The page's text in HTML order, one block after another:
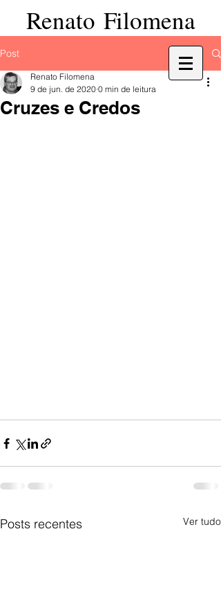
Renato Filomena
Post
Cruzes e Credos
Renato Filomena
9 de jun. de 2020 0 min de leitura
Posts recentes Ver tudo